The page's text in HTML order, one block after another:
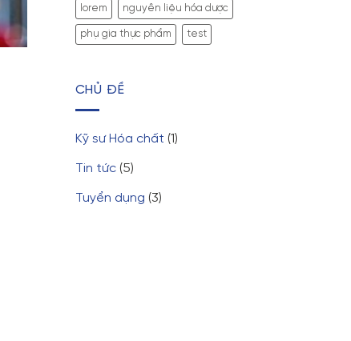
lorem nguyên liệu hóa dược
phụ gia thực phẩm test
CHỦ ĐỀ
Kỹ sư Hóa chất (1)
Tin tức(5)
Tuyển dụng (3)